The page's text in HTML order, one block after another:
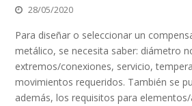
28/05/2020
Para diseñar o seleccionar un
metálico, se necesita saber: diámetro
extremos/conexiones, servicio,
movimientos requeridos. También se
además, los requisitos para